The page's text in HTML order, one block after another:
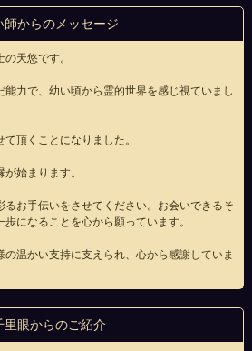
師からのメッセージ
天悠です。
能力で、幼い頃から霊的世界を感じ視ていまし
頂くことになりました。
始まります。
お手伝いをさせてください。お会いできるそ
になることを心から願っています。
温かい支持に支えられ、心から感謝していま
里眼からのご紹介